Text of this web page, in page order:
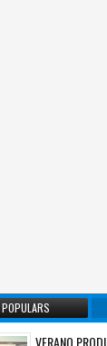
POPULARS
VERANO